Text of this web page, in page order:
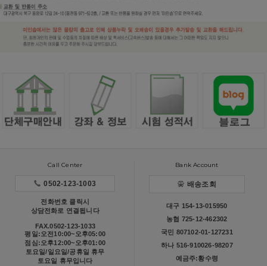
Call Center
0502-123-1003
전화번호 클릭시
상담전화로 연결됩니다
FAX.0502-123-1033
평일:오전10:00~오후05:00
점심:오후12:00~오후01:00
토요일/일요일/공휴일 휴무
토요일 휴무입니다
Bank Account
배송조회
대구 154-13-015950
농협 725-12-462302
국민 807102-01-127231
하나 516-910026-98207
예금주:황수령